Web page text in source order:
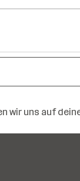
wir uns auf